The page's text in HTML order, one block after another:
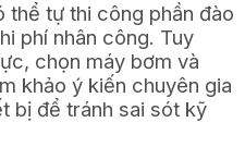
thể tự thi công phần đào
phí nhân công. Tuy
chọn máy bơm và
khảo ý kiến chuyên gia
bị để tránh sai sót kỹ